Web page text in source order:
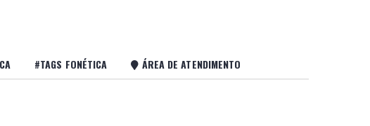
#TAGS FONÉTICA ÁREA DE ATENDIMENTO